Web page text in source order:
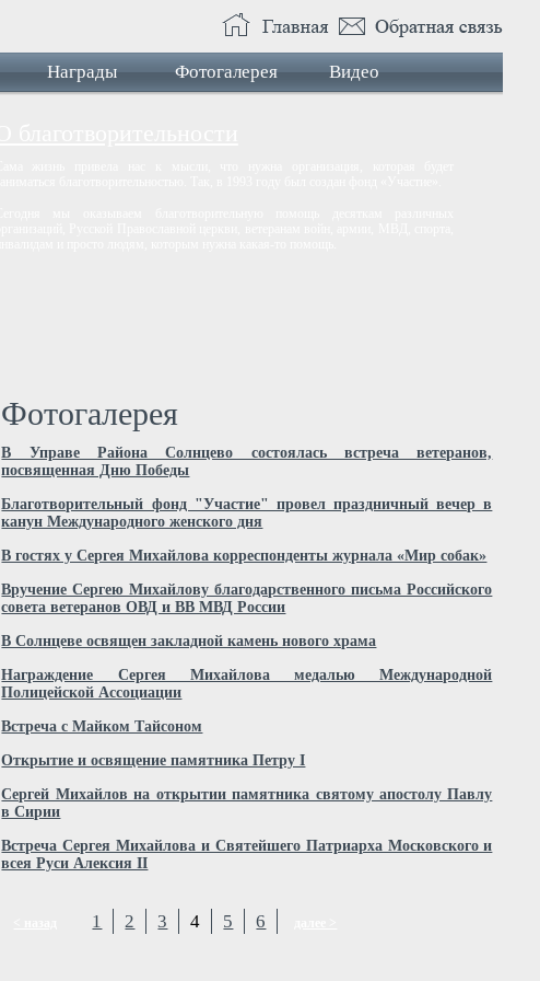
Награды Фотогалерея Видео
Фотогалерея
В Управе Района Солнцево состоялась встреча ветеранов,
посвященная Дню Победы
Благотворительный фонд "Участие" провел праздничный вечер в
канун Международного женского дня
В гостях у Сергея Михайлова корреспонденты журнала «Мир собак»
Вручение Сергею Михайлову благодарственного письма Российского
совета ветеранов ОВД и ВВ МВД России
В Солнцеве освящен закладной камень нового храма
Награждение Сергея Михайлова медалью Международной
Полицейской Ассоциации
Встреча с Майком Тайсоном
Открытие и освящение памятника Петру I
Сергей Михайлов на открытии памятника святому апостолу Павлу
в Сирии
Встреча Сергея Михайлова и Святейшего Патриарха Московского и
всея Руси Алексия II
1 2 3 4 5 6